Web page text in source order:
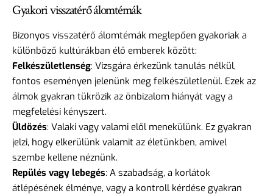
Gyakori visszatérő álomtémák
Bizonyos visszatérő álomtémák meglepően gyakoriak a
különböző kultúrákban élő emberek között:
Felkészületlenség: Vizsgára érkezünk tanulás nélkül,
fontos eseményen jelenünk meg felkészületlenül. Ezek az
álmok gyakran tükrözik az önbizalom hiányát vagy a
megfelelési kényszert.
Üldözés: Valaki vagy valami elől menekülünk. Ez gyakran
jelzi, hogy elkerülünk valamit az életünkben, amivel
szembe kellene néznünk.
Repülés vagy lebegés: A szabadság, a korlátok
átlépésének élménye, vagy a kontroll kérdése gyakran